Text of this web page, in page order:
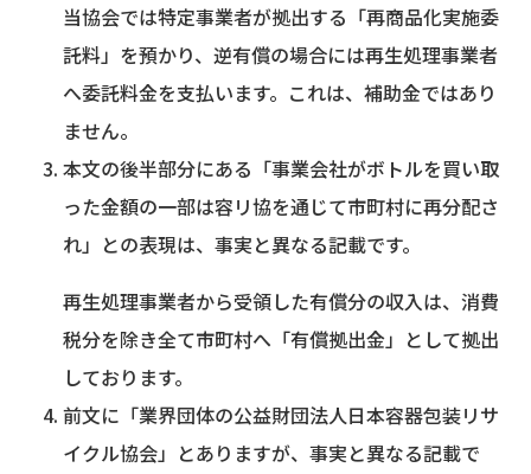
当協会では特定事業者が拠出する「再商品化実施委
託料」を預かり、逆有償の場合には再生処理事業者
へ委託料金を支払います。これは、補助金ではあり
ません。
本文の後半部分にある「事業会社がボトルを買い取
った金額の一部は容リ協を通じて市町村に再分配さ
れ」との表現は、事実と異なる記載です。
再生処理事業者から受領した有償分の収入は、消費
税分を除き全て市町村へ「有償拠出金」として拠出
しております。
前文に「業界団体の公益財団法人日本容器包装リサ
イクル協会」とありますが、事実と異なる記載で